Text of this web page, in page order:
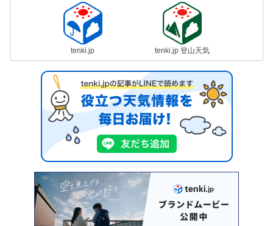
tenki.jp tenki.jp 登山天気